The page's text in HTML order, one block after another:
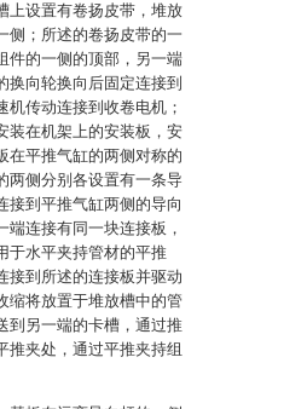
上设置有卷扬皮带，堆放
侧；所述的卷扬皮带的一
件的一侧的顶部，另一端
换向轮换向后固定连接到
传动连接到收卷电机；
装在机架上的安装板，安
在平推气缸的两侧对称的
两侧分别各设置有一条导
接到平推气缸两侧的导向
端连接有同一块连接板，
于水平夹持管材的平推
接到所述的连接板并驱动
缩将放置于堆放槽中的管
到另一端的卡槽，通过推
推夹处，通过平推夹持组